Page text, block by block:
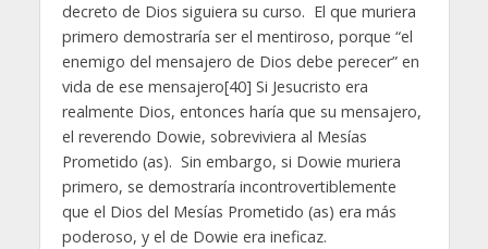
decreto de Dios siguiera su curso. El que muriera
primero demostraría ser el mentiroso, porque “el
enemigo del mensajero de Dios debe perecer” en
vida de ese mensajero[40] Si Jesucristo era
realmente Dios, entonces haría que su mensajero,
el reverendo Dowie, sobreviviera al Mesías
Prometido (as). Sin embargo, si Dowie muriera
primero, se demostraría incontrovertiblemente
que el Dios del Mesías Prometido (as) era más
poderoso, y el de Dowie era ineficaz.